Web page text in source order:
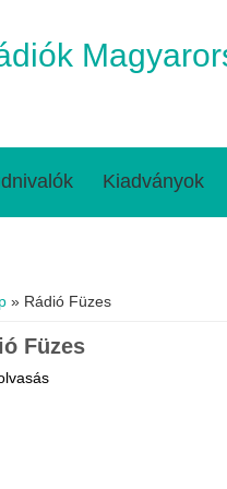
Kiadványok
» Rádió Füzes
Füzes